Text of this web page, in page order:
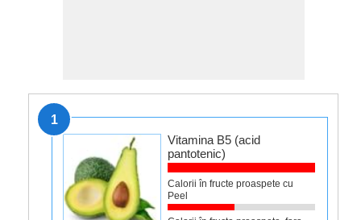
1
Vitamina B5 (acid
pantotenic)
Calorii în fructe proaspete cu
Peel